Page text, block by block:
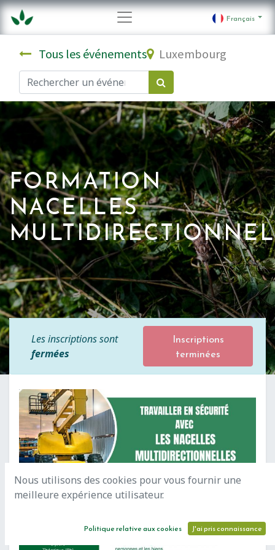
Français
Tous les événements Luxembourg
FORMATION
NACELLES
Les inscriptions sont
fermées
Inscriptions
terminées
Nous utilisons des cookies pour vous fournir une
meilleure expérience utilisateur.
Politique relative aux cookies J'ai pris connaissance